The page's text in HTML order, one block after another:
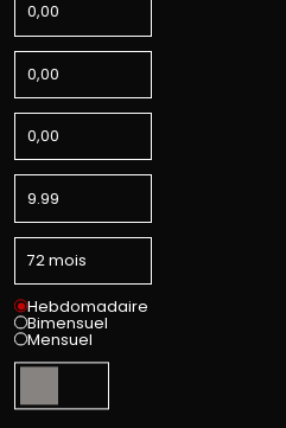
Hebdomadaire
Bimensuel
Mensuel